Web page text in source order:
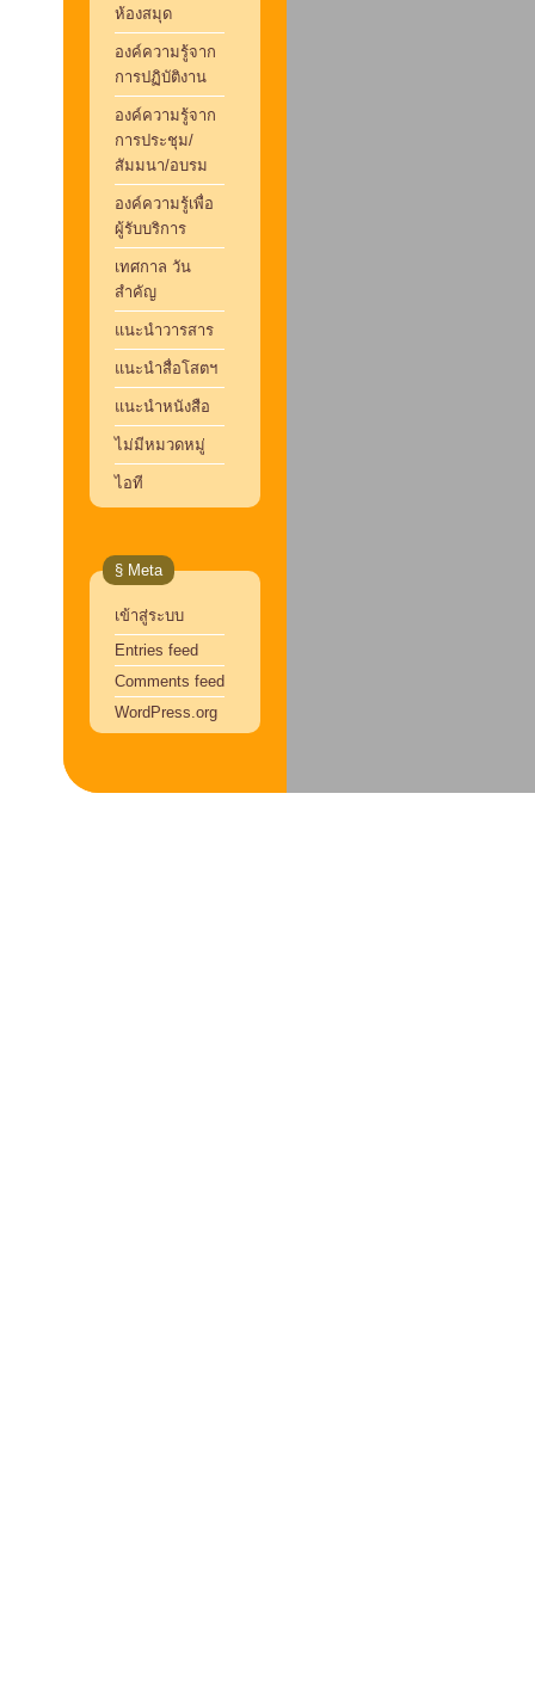
ห้องสมุด
องค์ความรู้จาก
การปฏิบัติงาน
องค์ความรู้จาก
การประชุม/
สัมมนา/อบรม
องค์ความรู้เพื่อ
ผู้รับบริการ
เทศกาล วัน
สำคัญ
แนะนำวารสาร
แนะนำสื่อโสตฯ
แนะนำหนังสือ
ไม่มีหมวดหมู่
ไอที
§ Meta
เข้าสู่ระบบ
Entries feed
Comments feed
WordPress.org